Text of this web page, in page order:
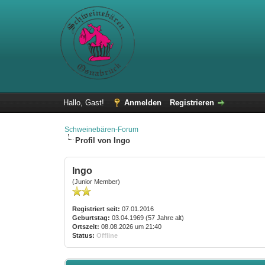
Hallo, Gast! Anmelden Registrieren
Schweinebären-Forum
Profil von Ingo
Ingo
(Junior Member)
Registriert seit: 07.01.2016
Geburtstag: 03.04.1969 (57 Jahre alt)
Ortszeit: 08.08.2026 um 21:40
Status: Offline